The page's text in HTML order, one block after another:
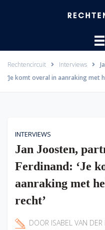
Rechtencircuit Interviews
‘Je komt overal in aanraking met
INTERVIEWS
Jan Joosten,
Ferdinand: ‘Je
aanraking met
recht’
DOOR ISABEL VAN DER